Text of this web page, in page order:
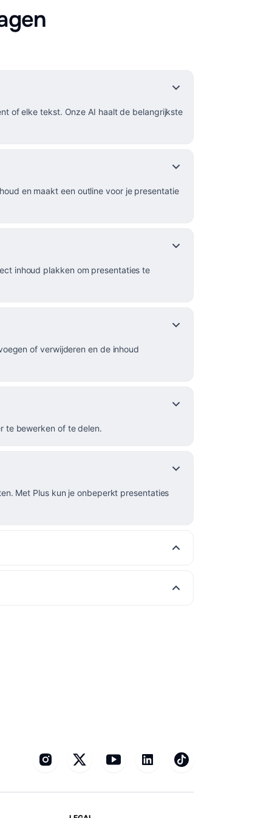
of elke tekst. Onze AI haalt de belangrijkste
en maakt een outline voor je presentatie
inhoud plakken om presentaties te
of verwijderen en de inhoud
te bewerken of te delen.
Met Plus kun je onbeperkt presentaties